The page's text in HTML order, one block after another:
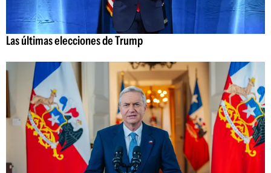
Las últimas elecciones de Trump